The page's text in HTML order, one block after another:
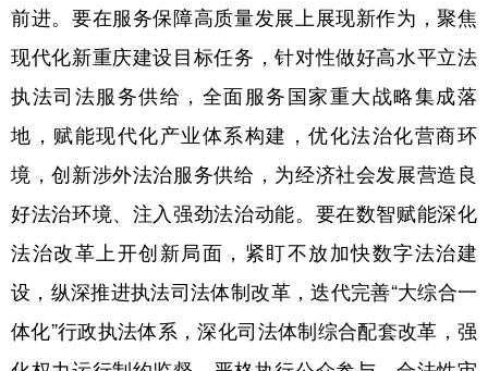
前进。要在服务保障高质量发展上展现新作为，聚焦
现代化新重庆建设目标任务，针对性做好高水平立法
执法司法服务供给，全面服务国家重大战略集成落
地，赋能现代化产业体系构建，优化法治化营商环
境，创新涉外法治服务供给，为经济社会发展营造良
好法治环境、注入强劲法治动能。要在数智赋能深化
法治改革上开创新局面，紧盯不放加快数字法治建
设，纵深推进执法司法体制改革，迭代完善“大综合一
体化”行政执法体系，深化司法体制综合配套改革，强